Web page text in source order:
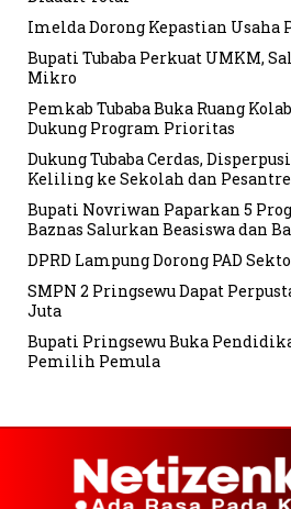
Imelda Dorong Kepastian Usaha
Bupati Tubaba Perkuat UMKM,
Mikro
Pemkab Tubaba Buka Ruang
Dukung Program Prioritas
Dukung Tubaba Cerdas,
Keliling ke Sekolah dan
Bupati Novriwan Paparkan 5
Baznas Salurkan Beasiswa dan
DPRD Lampung Dorong PAD
SMPN 2 Pringsewu Dapat
Juta
Bupati Pringsewu Buka
Pemilih Pemula